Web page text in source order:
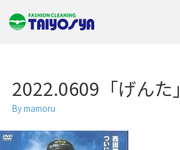
2022.0609「げんた」
By mamoru